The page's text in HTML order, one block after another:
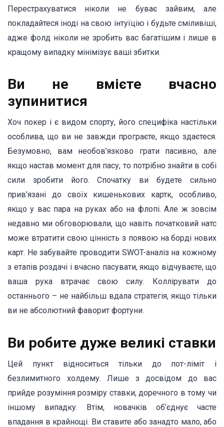
Перестрахуватися ніколи не буває зайвим, але
покладайтеся іноді на свою інтуїцію і будьте сміливіші,
адже фолд ніколи не зробить вас багатішим і лише в
кращому випадку мінімізує ваші збитки.
Ви не вмієте вчасно
зупинитися
Хоч покер і є видом спорту, його специфіка настільки
особлива, що ви не завжди програєте, якщо здаєтеся.
Безумовно, вам необов’язково грати пасивно, але
якщо настав момент для пасу, то потрібно знайти в собі
сили зробити його. Спочатку ви будете сильно
прив’язані до своїх кишенькових картк, особливо,
якщо у вас пара на руках або на флопі. Але ж зовсім
недавно ми обговорювали, що навіть початковий натс
може втратити свою цінність з появою на борді нових
карт. Не забувайте проводити SWOT-аналіз на кожному
з етапів роздачі і вчасно пасувати, якщо відчуваєте, що
ваша рука втрачає свою силу. Коллірувати до
останнього – не найбільш вдала стратегія, якщо тільки
ви не абсолютний фаворит фортуни.
Ви робите дуже великі ставки
Цей пункт відноситься тільки до пот-ліміт і
безлимитного холдему. Лише з досвідом до вас
прийде розуміння розміру ставки, доречного в тому чи
іншому випадку. Втім, новачків об’єднує часте
впадання в крайнощі. Ви ставите або занадто мало, або